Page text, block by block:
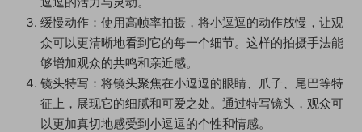
缓慢动作：使用高帧率拍摄，将小逗逗的动作放慢，让观
众可以更清晰地看到它的每一个细节。这样的拍摄手法能
够增加观众的共鸣和亲近感。
镜头特写：将镜头聚焦在小逗逗的眼睛、爪子、尾巴等特
征上，展现它的细腻和可爱之处。通过特写镜头，观众可
以更加真切地感受到小逗逗的个性和情感。